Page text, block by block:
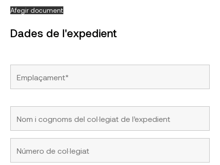
Afegir document
Dades de l'expedient